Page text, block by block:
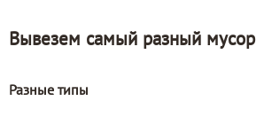
Вывезем самый разный мусор
Разные типы